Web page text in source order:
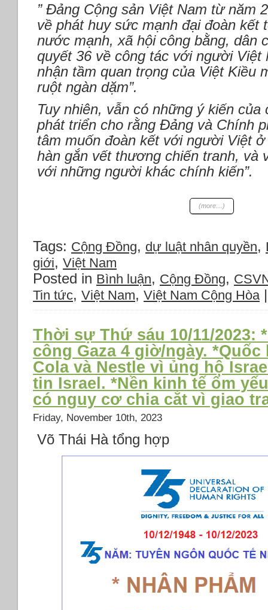
” Đảng Cộng sản Việt Nam từ năm
về phát huy sức mạnh đại đoàn kết
nước mạnh, xã hội công bằng, dân
quyết 36 về công tác với người
nhận tầm quan trọng của Việt Kiều
ruột ngàn dặm”.
Tuy nhiên, vẫn có những ý kiến
phát triển cho rằng Đảng và Chính
tâm muốn đoàn kết với người Việt
hàn gắn vết thương chiến tranh, và
với những người khác chính kiến”.
(more…)
Tags: Cộng Đồng, dự luật nhân quyền,
giới, Việt Nam
Posted in Bình luận, Cộng Đồng,
Tin tức, Việt Nam, Việt Nam Cộng Hòa
Thời sự Thứ sáu 10/11/2023:
công Gaza 4 giờ/ngày.
Cola và Nestle vì ủng hộ
tin Israel. *Nền kinh tế ốm
có nguy cơ chia cắt vì giao
Friday, November 10th, 2023
Võ Thái Hà tổng hợp